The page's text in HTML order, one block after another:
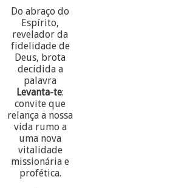
Do abraço do
Espírito,
revelador da
fidelidade de
Deus, brota
decidida a
palavra
Levanta-te:
convite que
relança a nossa
vida rumo a
uma nova
vitalidade
missionária e
profética.